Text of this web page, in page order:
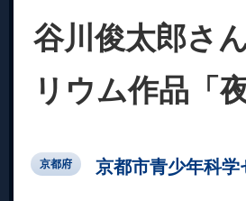
谷川俊太郎さ
リウム作品「
京都府 京都市青少年科学